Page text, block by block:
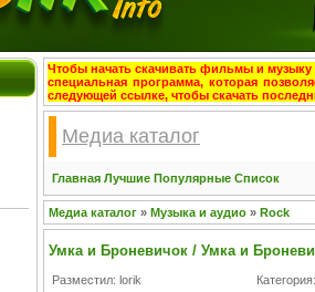
Чтобы начать скачивать фильмы и музыку
специальная программа, которая
следующей ссылке, чтобы скачать
Медиа каталог
Главная Лучшие Популярные Список
Медиа каталог » Музыка и аудио » Rock
Умка и Броневичок / Умка и
Разместил: lorik